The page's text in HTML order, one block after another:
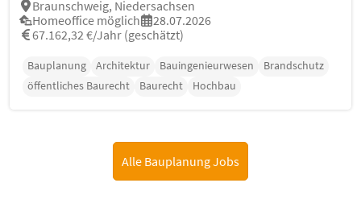
Braunschweig, Niedersachsen
Homeoffice möglich
28.07.2026
67.162,32 €/Jahr (geschätzt)
Bauplanung Architektur Bauingenieurwesen
Brandschutz
öffentliches Baurecht
Baurecht Hochbau
Alle Bauplanung Jobs